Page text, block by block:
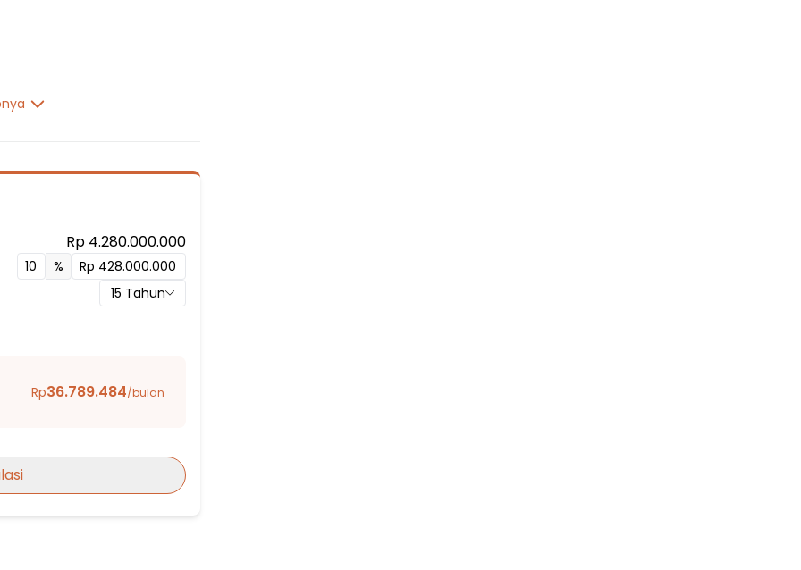
01
Rp 4.280.000.000
%
15 Tahun
Rp36.789.484/bulan